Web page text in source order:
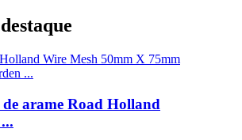
arame Road Holland